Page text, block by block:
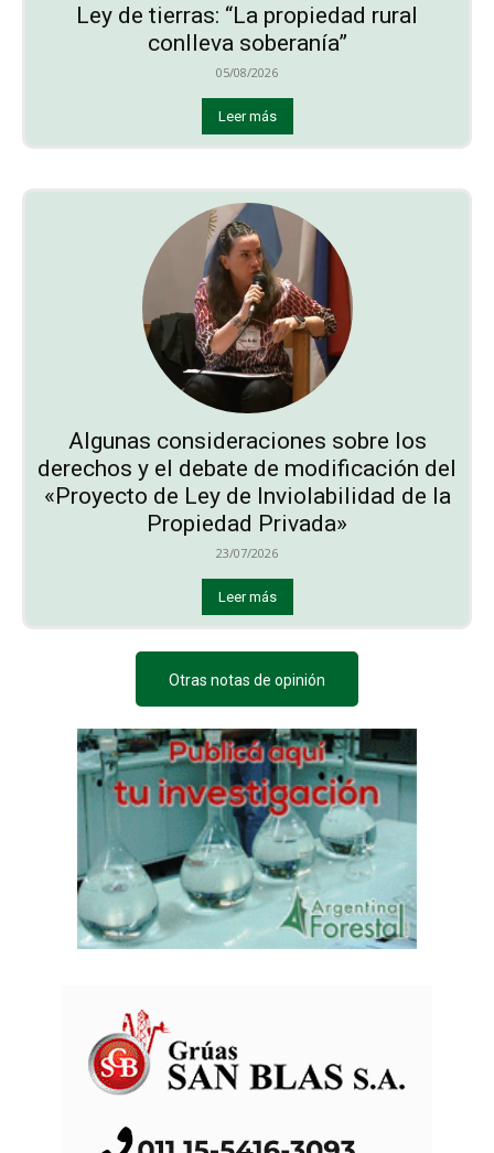
Ley de tierras: “La propiedad rural
conlleva soberanía”
05/08/2026
Leer más
Algunas consideraciones sobre los
derechos y el debate de modificación del
«Proyecto de Ley de Inviolabilidad de la
Propiedad Privada»
23/07/2026
Leer más
Otras notas de opinión